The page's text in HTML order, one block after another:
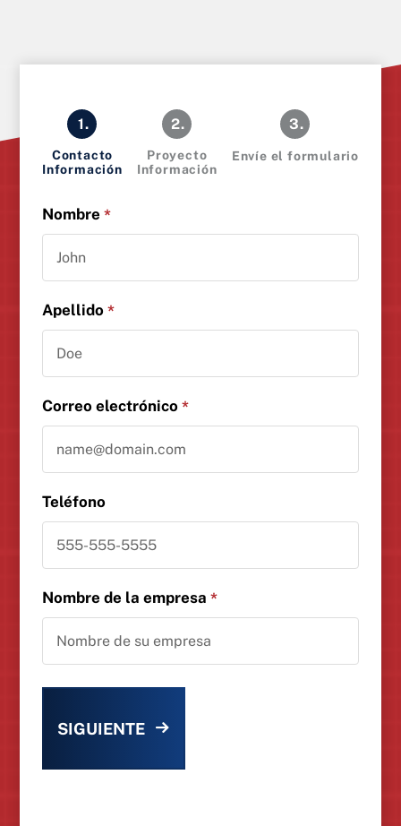
1.
Contacto
Información
2.
Proyecto
Información
3.
Envíe el formulario
Nombre *
Apellido *
Correo electrónico *
Teléfono
Nombre de la empresa *
SIGUIENTE